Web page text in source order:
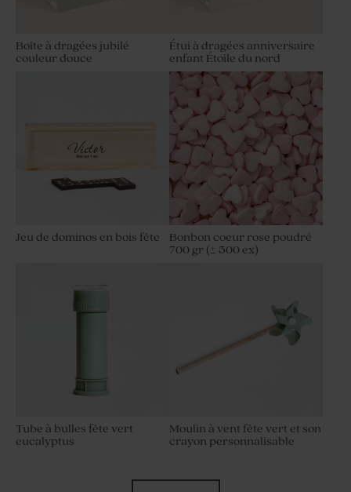
Étui à dragées anniversaire
enfant Animaux en fête
brindilles vernies
Boîte à dragées jubilé
couleur douce
Étui à dragées anniversaire
enfant Étoile du nord
Jeu de dominos en bois fête
Bonbon coeur rose poudré
700 gr (± 500 ex)
Tube à bulles fête vert
eucalyptus
Moulin à vent fête vert et son
crayon personnalisable